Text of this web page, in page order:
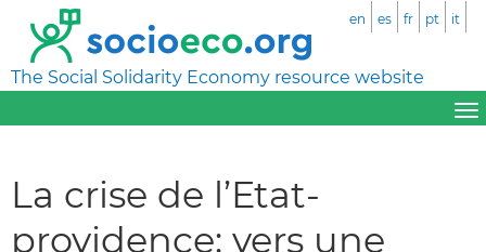
The Social Solidarity Economy resource website
en es fr pt it
La crise de l’Etat-
providence: vers une